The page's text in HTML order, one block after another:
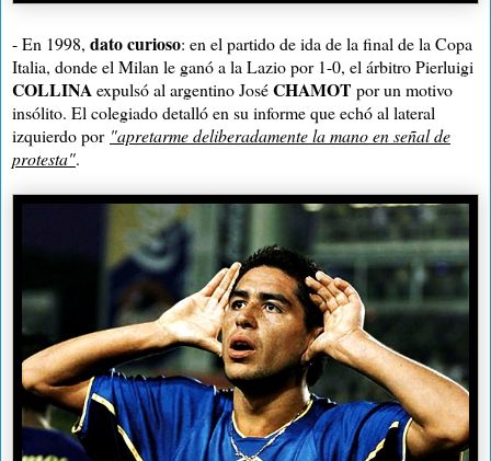
- En 1998, dato curioso: en el partido de ida de la final de la Copa
Italia, donde el Milan le ganó a la Lazio por 1-0, el árbitro Pierluigi
COLLINAexpulsó al argentino JoséCHAMOT por un motivo
insólito. El colegiado detalló en su informe que echó al lateral
izquierdo por "apretarme deliberadamente la mano en señal de
protesta".